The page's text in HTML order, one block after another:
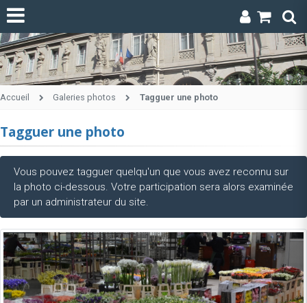
Accueil Galeries photos Tagguer une photo
Tagguer une photo
Vous pouvez tagguer quelqu'un que vous avez reconnu sur
la photo ci-dessous. Votre participation sera alors examinée
par un administrateur du site.